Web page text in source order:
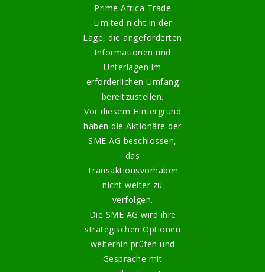
Prime Africa Trade
Limited nicht in der
Lage, die angeforderten
Informationen und
Unterlagen im
erforderlichen Umfang
bereitzustellen.
Vor diesem Hintergrund
haben die Aktionäre der
SME AG beschlossen,
das
Transaktionsvorhaben
nicht weiter zu
verfolgen.
Die SME AG wird ihre
strategischen Optionen
weiterhin prüfen und
Gespräche mit